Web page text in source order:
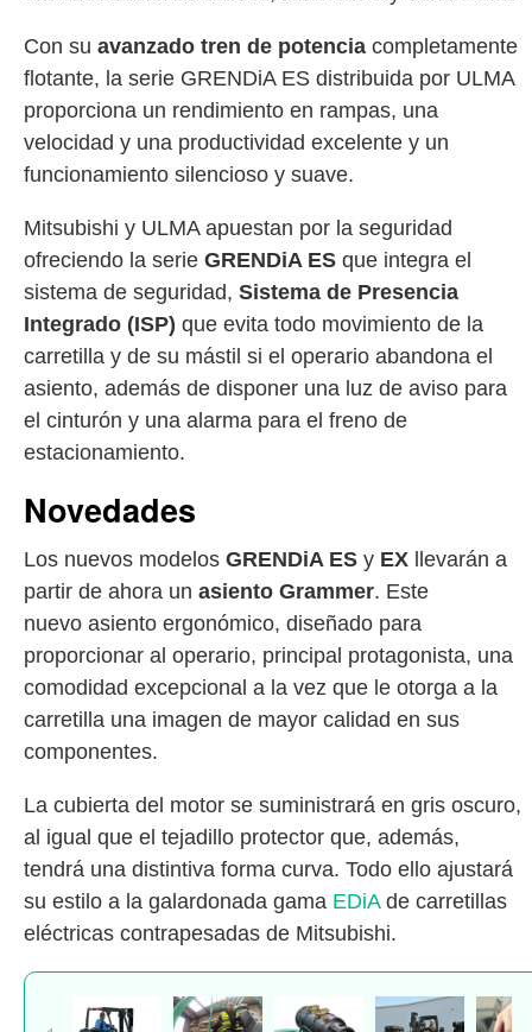
Con su avanzado tren de potencia completamente
flotante, la serie GRENDiA ES distribuida por ULMA
proporciona un rendimiento en rampas, una
velocidad y una productividad excelente y un
funcionamiento silencioso y suave.
Mitsubishi y ULMA apuestan por la seguridad
ofreciendo la serie GRENDiA ES que integra el
sistema de seguridad, Sistema de Presencia
Integrado (ISP) que evita todo movimiento de la
carretilla y de su mástil si el operario abandona el
asiento, además de disponer una luz de aviso para
el cinturón y una alarma para el freno de
estacionamiento.
Novedades
Los nuevos modelos GRENDiA ES y EX
llevarán a
partir de ahora un asiento Grammer. Este
nuevo asiento ergonómico, diseñado para
proporcionar al operario, principal protagonista, una
comodidad excepcional a la vez que le otorga a la
carretilla una imagen de mayor calidad en sus
componentes.
La cubierta del motor se suministrará en gris oscuro,
al igual que el tejadillo protector que, además,
tendrá una distintiva forma curva. Todo ello ajustará
su estilo a la galardonada gama EDiAde carretillas
eléctricas contrapesadas de Mitsubishi.